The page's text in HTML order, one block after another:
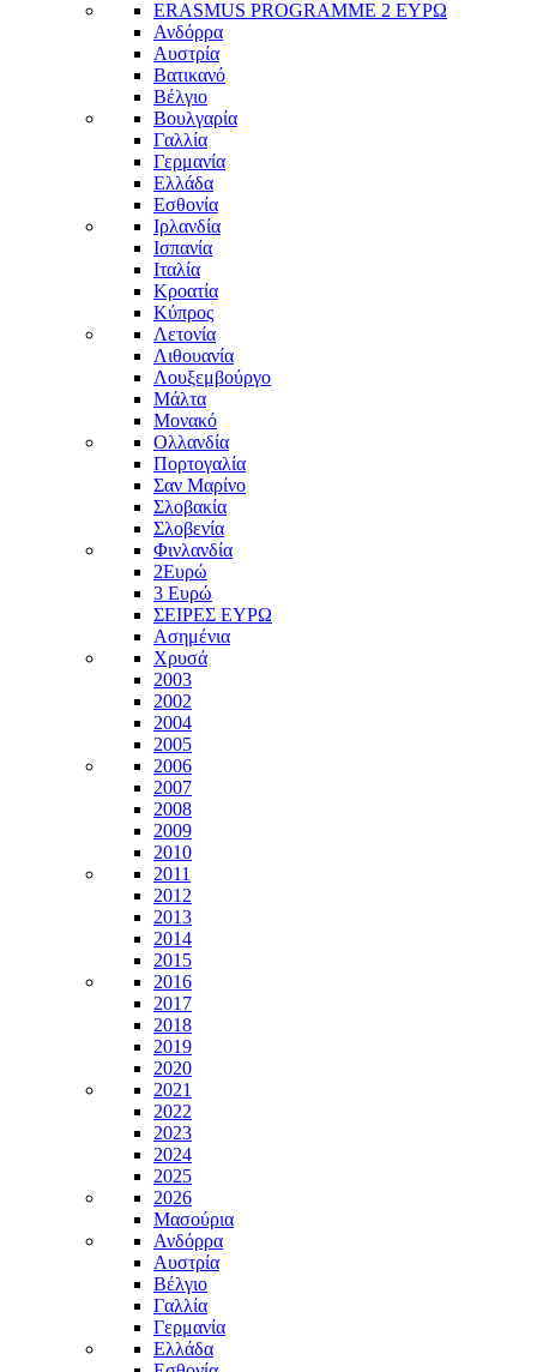
ERASMUS PROGRAMME 2 ΕΥΡΩ
Ανδόρρα
Αυστρία
Βατικανό
Βέλγιο
Βουλγαρία
Γαλλία
Γερμανία
Ελλάδα
Εσθονία
Ιρλανδία
Ισπανία
Ιταλία
Κροατία
Κύπρος
Λετονία
Λιθουανία
Λουξεμβούργο
Μάλτα
Μονακό
Ολλανδία
Πορτογαλία
Σαν Μαρίνο
Σλοβακία
Σλοβενία
Φινλανδία
2Ευρώ
3 Ευρώ
ΣΕΙΡΕΣ ΕΥΡΩ
Ασημένια
Χρυσά
2003
2002
2004
2005
2006
2007
2008
2009
2010
2011
2012
2013
2014
2015
2016
2017
2018
2019
2020
2021
2022
2023
2024
2025
2026
Μασούρια
Ανδόρρα
Αυστρία
Βέλγιο
Γαλλία
Γερμανία
Ελλάδα